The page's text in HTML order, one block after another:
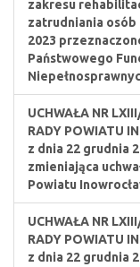
zakresu
zatrudniania osób
2023
Państwowego
UCHWAŁA NR
RADY POWIATU
z dnia 22 grudnia
zmieniająca
Powiatu
UCHWAŁA NR
RADY POWIATU
z dnia 22 grudnia